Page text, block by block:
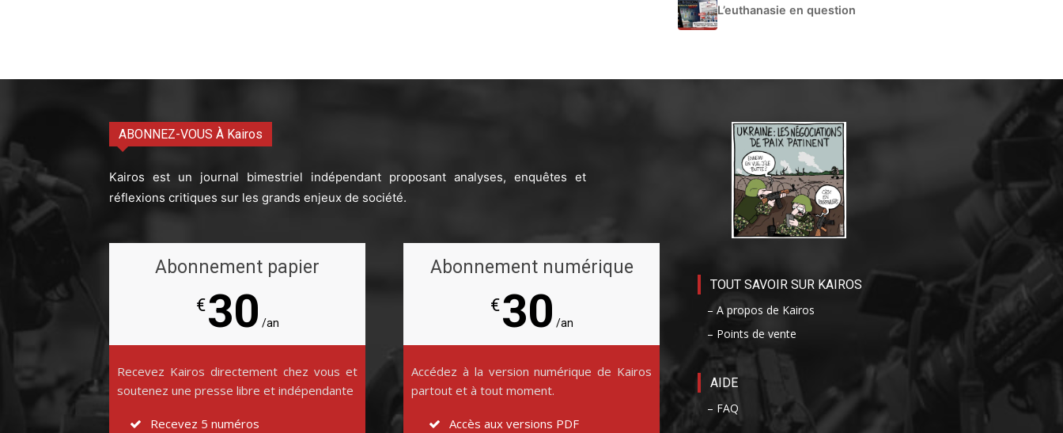
L’euthanasie en question
ABONNEZ-VOUS À Kairos
Kairos est un journal bimestriel indépendant proposant analyses, enquêtes et
réflexions critiques sur les grands enjeux de société.
Abonnement papier
€30 /an
Recevez Kairos directement chez vous et
soutenez une presse libre et indépendante
Recevez 5 numéros
Abonnement numérique
€30 /an
Accédez à la version numérique de Kairos
partout et à tout moment.
Accès aux versions PDF
TOUT SAVOIR SUR KAIROS
– A propos de Kairos
– Points de vente
AIDE
– FAQ